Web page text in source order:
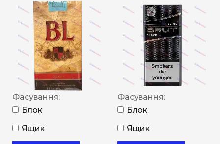
Фасування:
Блок
Ящик
Фасування:
Блок
Ящик